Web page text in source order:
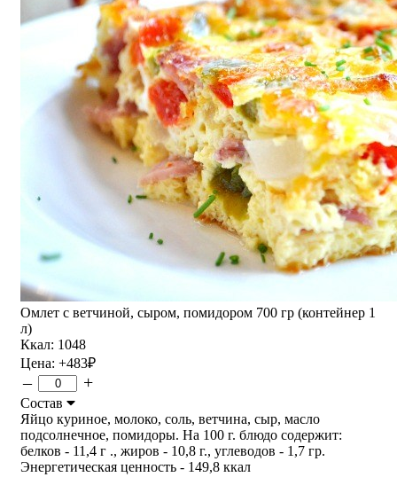
Омлет с ветчиной, сыром, помидором 700 гр (контейнер 1
л)
Ккал: 1048
Цена: +483₽
– +
Состав
Яйцо куриное, молоко, соль, ветчина, сыр, масло
подсолнечное, помидоры. На 100 г. блюдо содержит:
белков - 11,4 г ., жиров - 10,8 г., углеводов - 1,7 гр.
Энергетическая ценность - 149,8 ккал